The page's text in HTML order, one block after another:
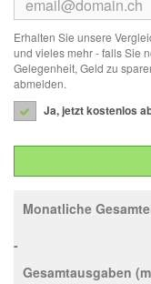
Erhalten Sie unsere
und vieles mehr - falls Sie
Gelegenheit, Geld zu
abmelden.
Ja, jetzt kostenlos
Monatliche
-
Gesamtausgaben